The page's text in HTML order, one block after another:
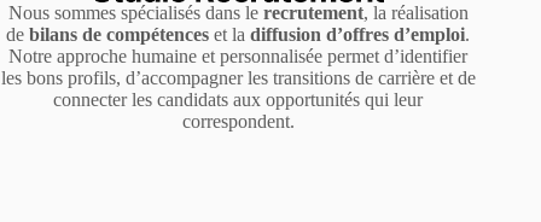
Nous sommes spécialisés dans le recrutement, la réalisation
debilans de compétences et ladiffusion d’offres d’emploi.
Notre approche humaine et personnalisée permet d’identifier
les bons profils, d’accompagner les transitions de carrière et de
connecter les candidats aux opportunités qui leur
correspondent.